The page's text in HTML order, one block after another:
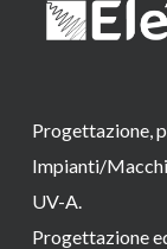
Progettazione,
Impianti/
UV-A.
Progettazione